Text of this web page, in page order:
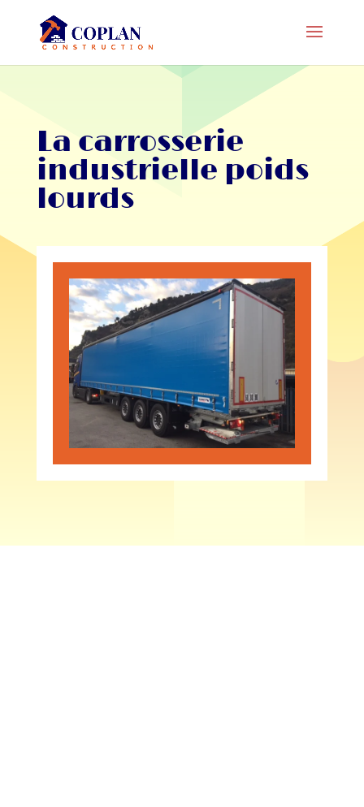
La carrosserie
industrielle poids
lourds